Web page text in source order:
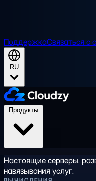
ПоддержкаСвязаться с
RU
Настоящие серверы,
навязывания услуг.